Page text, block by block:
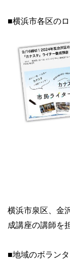
■横浜市各区の
横浜市泉区、金
成講座の講師を
■地域のボラン